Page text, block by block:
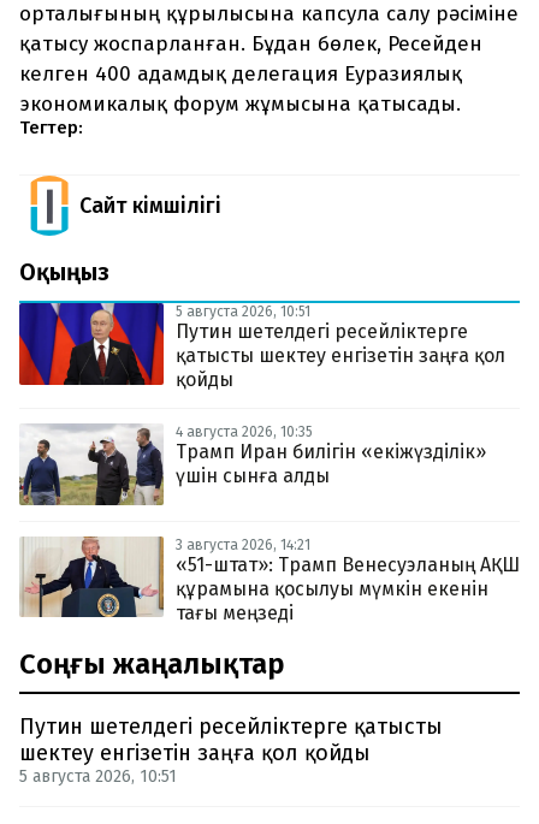
орталығының құрылысына капсула салу рәсіміне
қатысу жоспарланған. Бұдан бөлек, Ресейден
келген 400 адамдық делегация Еуразиялық
экономикалық форум жұмысына қатысады.
Тегтер:
Сайт Әкімшілігі
Оқыңыз
5 августа 2026, 10:51
Путин шетелдегі ресейліктерге
қатысты шектеу енгізетін заңға қол
қойды
4 августа 2026, 10:35
Трамп Иран билігін «екіжүзділік»
үшін сынға алды
3 августа 2026, 14:21
«51-штат»: Трамп Венесуэланың АҚШ
құрамына қосылуы мүмкін екенін
тағы меңзеді
Соңғы жаңалықтар
Путин шетелдегі ресейліктерге қатысты
шектеу енгізетін заңға қол қойды
5 августа 2026, 10:51